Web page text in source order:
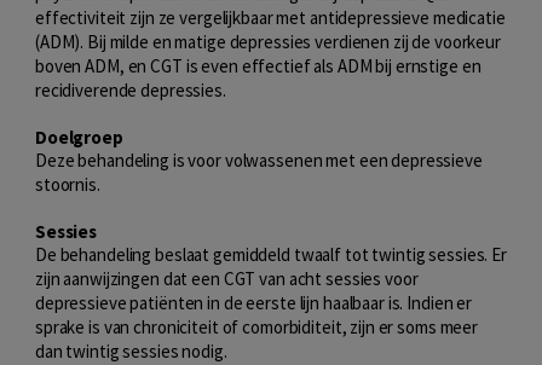
effectiviteit zijn ze vergelijkbaar met antidepressieve medicatie
(ADM). Bij milde en matige depressies verdienen zij de voorkeur
boven ADM, en CGT is even effectief als ADM bij ernstige en
recidiverende depressies.
Doelgroep
Deze behandeling is voor volwassenen met een depressieve
stoornis.
Sessies
De behandeling beslaat gemiddeld twaalf tot twintig sessies. Er
zijn aanwijzingen dat een CGT van acht sessies voor
depressieve patiënten in de eerste lijn haalbaar is. Indien er
sprake is van chroniciteit of comorbiditeit, zijn er soms meer
dan twintig sessies nodig.